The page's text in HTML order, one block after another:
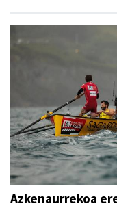
Azkenaurrekoa